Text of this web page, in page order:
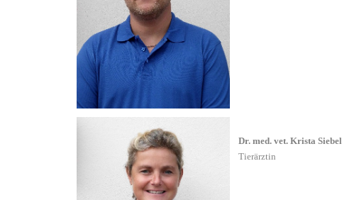
Dr. med. vet. Krista Siebel
Tierärztin